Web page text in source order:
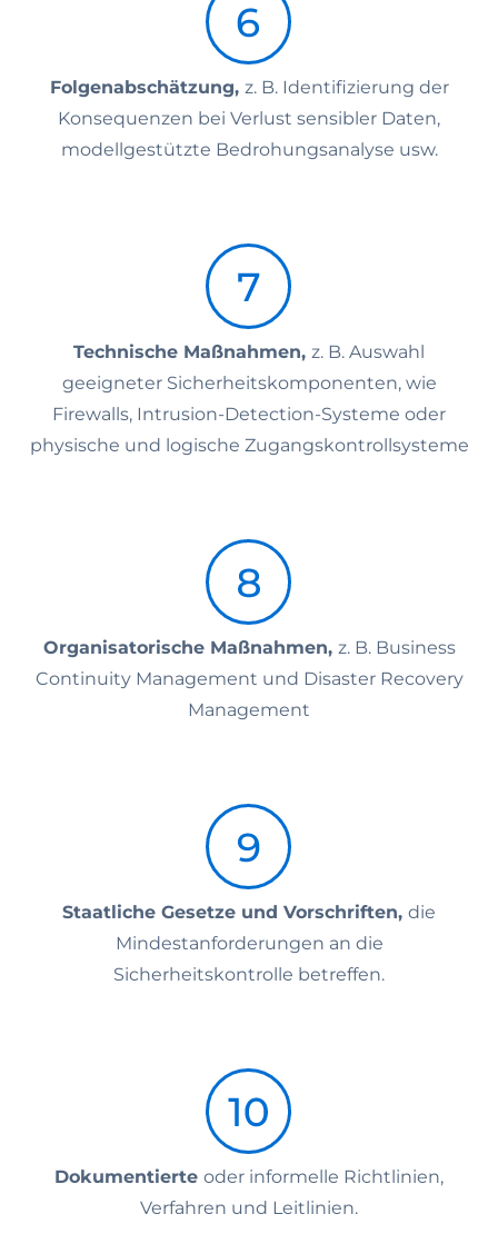
Folgenabschätzung, z. B. Identifizierung der
Konsequenzen bei Verlust sensibler Daten,
modellgestützte Bedrohungsanalyse usw.
Technische Maßnahmen, z. B. Auswahl
geeigneter Sicherheitskomponenten, wie
Firewalls, Intrusion-Detection-Systeme oder
physische und logische Zugangskontrollsysteme
Organisatorische Maßnahmen, z. B. Business
Continuity Management und Disaster Recovery
Management
Staatliche Gesetze und Vorschriften, die
Mindestanforderungen an die
Sicherheitskontrolle betreffen.
Dokumentierte oder informelle Richtlinien,
Verfahren und Leitlinien.